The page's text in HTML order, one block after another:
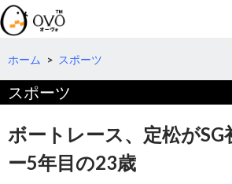
検
索
コ
テ
へ
動
ホーム > スポーツ
スポーツ
ボートレース、定松がSG
ー5年目の23歳